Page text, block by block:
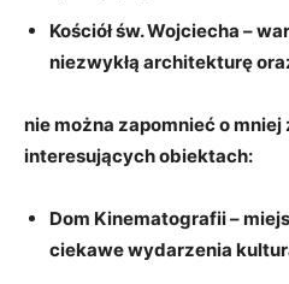
Kościół ‍św. Wojciecha –
‍niezwykłą architekturę
nie można zapomnieć o
interesujących obiektach:
Dom⁢ Kinematografii–
ciekawe wydarzenia